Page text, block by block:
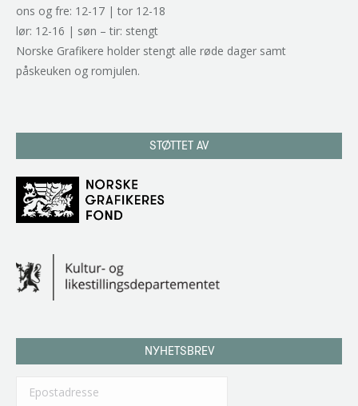
ons og fre: 12-17 | tor 12-18
lør: 12-16 | søn – tir: stengt
Norske Grafikere holder stengt alle røde dager samt
påskeuken og romjulen.
STØTTET AV
NYHETSBREV